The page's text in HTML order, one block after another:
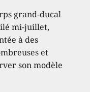
grand-ducal
mi-juillet,
à des
et
son modèle